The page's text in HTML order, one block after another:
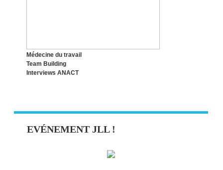
Médecine du travail
Team Building
Interviews ANACT
EVÉNEMENT JLL !